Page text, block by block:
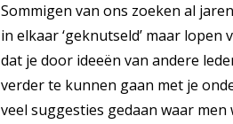
Sommigen van ons zoeken al
in elkaar ‘geknutseld’ maar
dat je door ideeën van andere
verder te kunnen gaan met je
veel suggesties gedaan waar men